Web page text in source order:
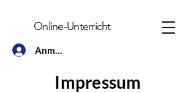
Online-Unterricht
Anmelden
Impressum